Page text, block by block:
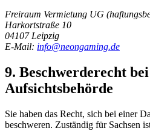
Freiraum Vermietung UG
Harkortstraße 10
04107 Leipzig
E-Mail: info@neongaming.de
9. Beschwerderecht
Aufsichtsbehörde
Sie haben das Recht, sich bei einer
beschweren. Zuständig für Sachsen